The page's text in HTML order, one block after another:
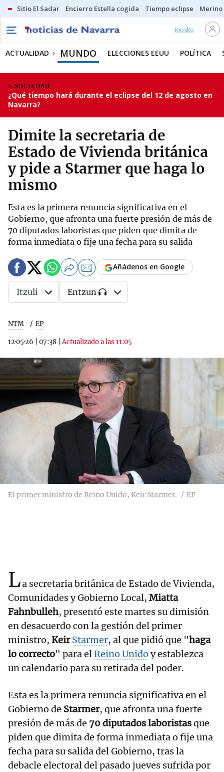
Sitio El Sadar Encierro Estella cogida Tiempo eclipse
Kiosko
ACTUALIDAD MUNDO ELECCIONES EEUU POLÍTICA
SOCIEDAD
¿Qué tiempo hará durante el eclipse del 12 de agosto en
Navarra?
Dimite la secretaria de
Estado de Vivienda británica
y pide a Starmer que haga lo
mismo
Esta es la primera renuncia significativa en el
Gobierno, que afronta una fuerte presión de más de
70 diputados laboristas que piden que dimita de
forma inmediata o fije una fecha para su salida
NTM EP
12·05·26 07:38 |Actualizado a las 11:05
Añádenos en Google
Itzuli Entzun
El primer ministro de Reino Unido, Keir Starmer. EP
La secretaria británica de Estado de Vivienda,
Comunidades y Gobierno Local, Miatta
Fahnbulleh, presentó este martes su dimisión
en desacuerdo con la gestión del primer
ministro, KeirStarmer, al que pidió que "haga
lo correcto" para elReino Unido y establezca
un calendario para su retirada del poder.
Esta es la primera renuncia significativa en el
Gobierno de Starmer, que afronta una fuerte
presión de más de 70 diputados laboristasque
piden que dimita de forma inmediata o fije una
fecha para su salida del Gobierno, tras la
debacle electoral del pasado jueves sufrida por